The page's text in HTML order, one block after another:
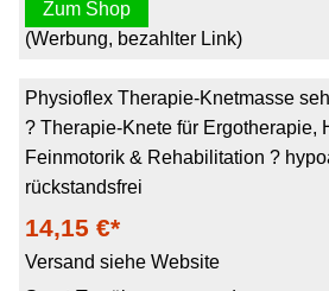
Zum Shop
(Werbung, bezahlter Link)
Physioflex Therapie-Knetmasse
? Therapie-Knete für Ergotherapie,
Feinmotorik & Rehabilitation ?
rückstandsfrei
14,15 €*
Versand siehe Website